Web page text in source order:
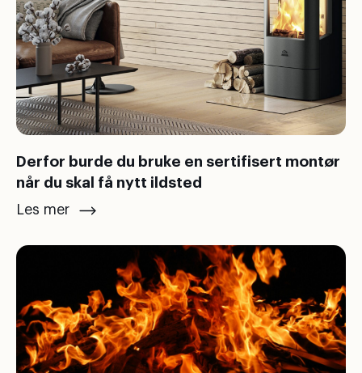
Derfor burde du bruke en sertifisert montør
når du skal få nytt ildsted
Les mer